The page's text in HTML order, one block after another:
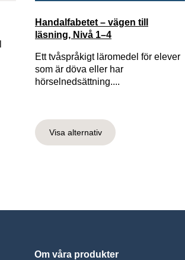
Handalfabetet – vägen till
läsning, Nivå 1–4
Ett tvåspråkigt läromedel för elever
som är döva eller har
hörselnedsättning....
Visa alternativ
Om våra produkter